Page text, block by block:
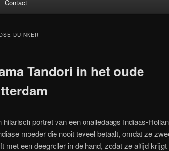
inhoudinhoud
Contact
DUINKER
Tandori in het oude
hilarisch portret van een onalledaags Indiaas-
moeder die nooit teveel betaalt, omdat ze
met een deegroller in de hand, zodat ze altijd